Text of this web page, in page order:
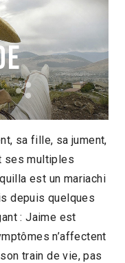
2016
sa fille, sa jument,
ses multiples
est un mariachi
depuis quelques
: Jaime est
n’affectent
train de vie, pas